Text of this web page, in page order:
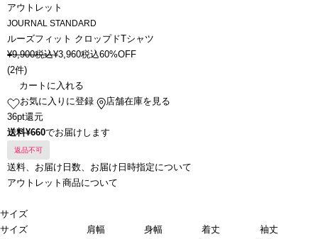
アウトレット
JOURNAL STANDARD
ルーズフィット クロップドTシャツ
¥9,900税込¥3,960税込60%OFF
(2件)
カートに入れる
お気に入りに登録
店舗在庫を見る
36pt還元
送料¥660でお届けします
返品不可
送料、お届け日数、お届け日時指定について
アウトレット商品について
サイズ
サイズ
肩幅 身幅 着丈
袖丈